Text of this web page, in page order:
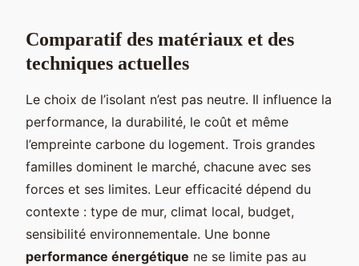
Comparatif des matériaux et des
techniques actuelles
Le choix de l’isolant n’est pas neutre. Il influence la
performance, la durabilité, le coût et même
l’empreinte carbone du logement. Trois grandes
familles dominent le marché, chacune avec ses
forces et ses limites. Leur efficacité dépend du
contexte : type de mur, climat local, budget,
sensibilité environnementale. Une bonne
performance énergétique ne se limite pas au